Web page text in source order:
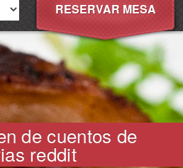
RESERVAR MESA
de cuentos de
reddit